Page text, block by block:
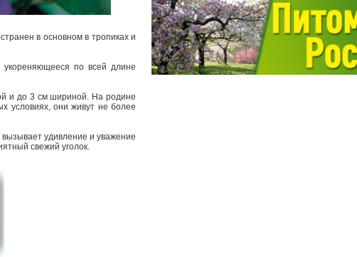
в основном в тропиках и
укореняющееся по всей длине
и до 3 см шириной. На родине
условиях, они живут не более
удивление и уважение
свежий уголок.